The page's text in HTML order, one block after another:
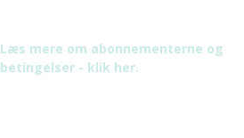
Læs mere om abonnementerne og
betingelser - klik her.